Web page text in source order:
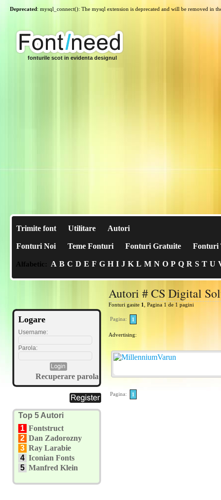
Deprecated: mysql_connect(): The mysql extension is deprecated and will be removed in
fonturile scot in evidenta designul
Trimite font Utilitare Autori
Fonturi Noi Teme Fonturi Fonturi Gratuite Fonturi
Alfabetic: A B C D E F G H I J K L M N O P Q R S T U
Logare
Username:
Parola:
Recuperare parola
Top 5 Autori
1 Fontstruct
2 Dan Zadorozny
3 Ray Larabie
4 Iconian Fonts
5 Manfred Klein
Autori # CS Digital
Fonturi gasite 1 , Pagina 1 de 1 pagini
Pagina: 1
Advertising:
Pagina: 1